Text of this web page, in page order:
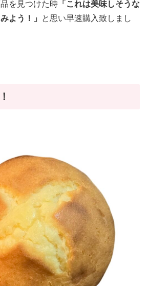
を見つけた時 「これは美味しそうな
よう！」
と思い早速購入致しまし